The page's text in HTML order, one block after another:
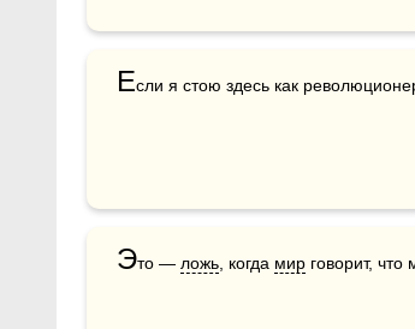
Если я стою здесь как
Это — ложь , когда мир говорит,